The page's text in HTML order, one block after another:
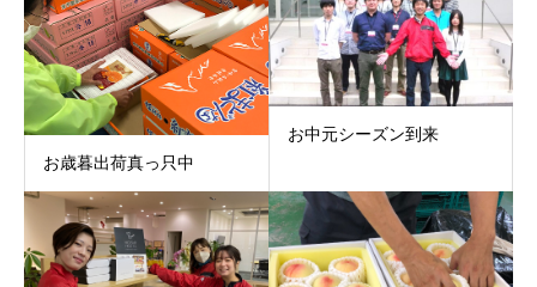
お歳暮出荷真っ只中
お中元シーズン到来